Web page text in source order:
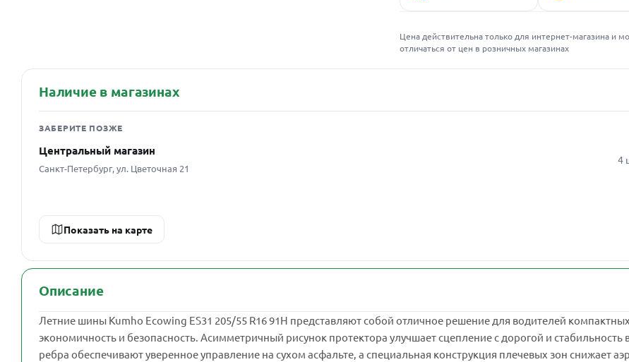
Цена действительна только для интернет-магазина и
отличаться от цен в розничных магазинах
Наличие в магазинах
ЗАБЕРИТЕ ПОЗЖЕ
Центральный магазин
Санкт-Петербург, ул. Цветочная 21
4
Показать на карте
Описание
Летние шины Kumho Ecowing ES31 205/55 R16 91H представляют собой отличное решение для водителей
экономичность и безопасность. Асимметричный рисунок протектора улучшает сцепление с дорогой и
ребра обеспечивают уверенное управление на сухом асфальте, а специальная конструкция плечевых зон снижает